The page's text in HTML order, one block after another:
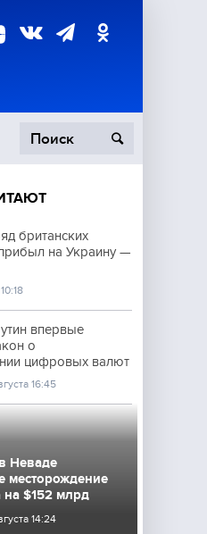
британских
на Украину —
впервые
о
цифровых валют
16:45
Неваде
месторождение
$152 млрд
14:24